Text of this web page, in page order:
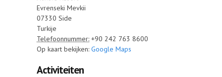
Evrenseki Mevkii
07330 Side
Turkije
Telefoonnummer: +90 242 763 8600
Op kaart bekijken: Google Maps
Activiteiten